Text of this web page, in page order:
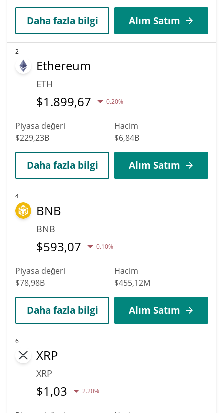
Daha fazla bilgi Alım Satım
2
Ethereum
ETH
$1.899,67 0.20%
Piyasa değeri
$229,23B
Hacim
$6,84B
Daha fazla bilgi Alım Satım
4
BNB
BNB
$593,07 0.10%
Piyasa değeri
$78,98B
Hacim
$455,12M
Daha fazla bilgi Alım Satım
6
XRP
XRP
$1,03 2.20%